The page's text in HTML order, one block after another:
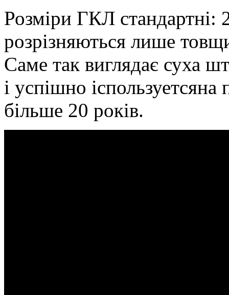
Розміри ГКЛ
розрізняються лише
Саме так виглядає суха
і успішно
більше 20 років.